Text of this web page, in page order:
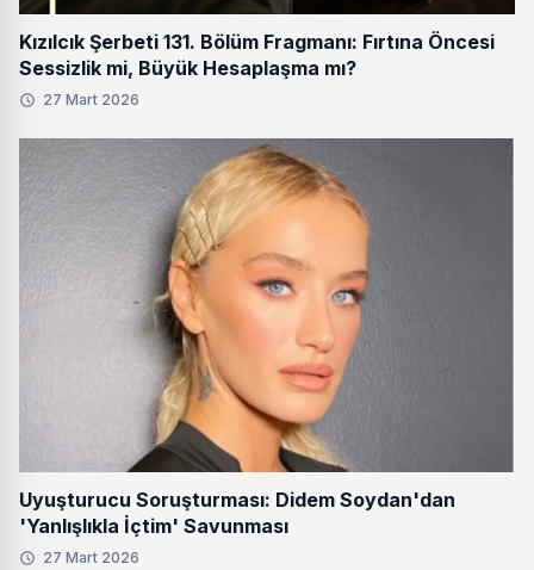
Kızılcık Şerbeti 131. Bölüm Fragmanı: Fırtına Öncesi
Sessizlik mi, Büyük Hesaplaşma mı?
27 Mart 2026
Uyuşturucu Soruşturması: Didem Soydan'dan
'Yanlışlıkla İçtim' Savunması
27 Mart 2026